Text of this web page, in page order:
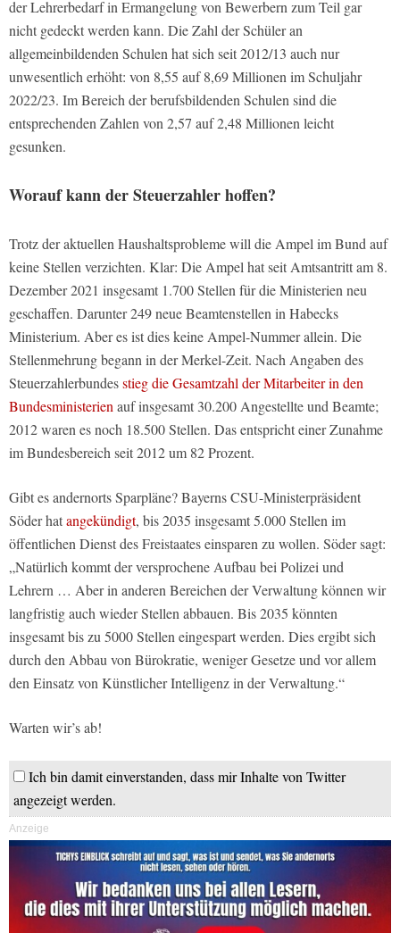
der Lehrerbedarf in Ermangelung von Bewerbern zum Teil gar
nicht gedeckt werden kann. Die Zahl der Schüler an
allgemeinbildenden Schulen hat sich seit 2012/13 auch nur
unwesentlich erhöht: von 8,55 auf 8,69 Millionen im Schuljahr
2022/23. Im Bereich der berufsbildenden Schulen sind die
entsprechenden Zahlen von 2,57 auf 2,48 Millionen leicht
gesunken.
Worauf kann der Steuerzahler hoffen?
Trotz der aktuellen Haushaltsprobleme will die Ampel im Bund auf
keine Stellen verzichten. Klar: Die Ampel hat seit Amtsantritt am 8.
Dezember 2021 insgesamt 1.700 Stellen für die Ministerien neu
geschaffen. Darunter 249 neue Beamtenstellen in Habecks
Ministerium. Aber es ist dies keine Ampel-Nummer allein. Die
Stellenmehrung begann in der Merkel-Zeit. Nach Angaben des
Steuerzahlerbundesstieg die Gesamtzahl der Mitarbeiter in den
Bundesministerien auf insgesamt 30.200 Angestellte und Beamte;
2012 waren es noch 18.500 Stellen. Das entspricht einer Zunahme
im Bundesbereich seit 2012 um 82 Prozent.
Gibt es andernorts Sparpläne? Bayerns CSU-Ministerpräsident
Söder hatangekündigt, bis 2035 insgesamt 5.000 Stellen im
öffentlichen Dienst des Freistaates einsparen zu wollen. Söder sagt:
„Natürlich kommt der versprochene Aufbau bei Polizei und
Lehrern … Aber in anderen Bereichen der Verwaltung können wir
langfristig auch wieder Stellen abbauen. Bis 2035 könnten
insgesamt bis zu 5000 Stellen eingespart werden. Dies ergibt sich
durch den Abbau von Bürokratie, weniger Gesetze und vor allem
den Einsatz von Künstlicher Intelligenz in der Verwaltung.“
Warten wir’s ab!
Ich bin damit einverstanden, dass mir Inhalte von Twitter
angezeigt werden.
Anzeige